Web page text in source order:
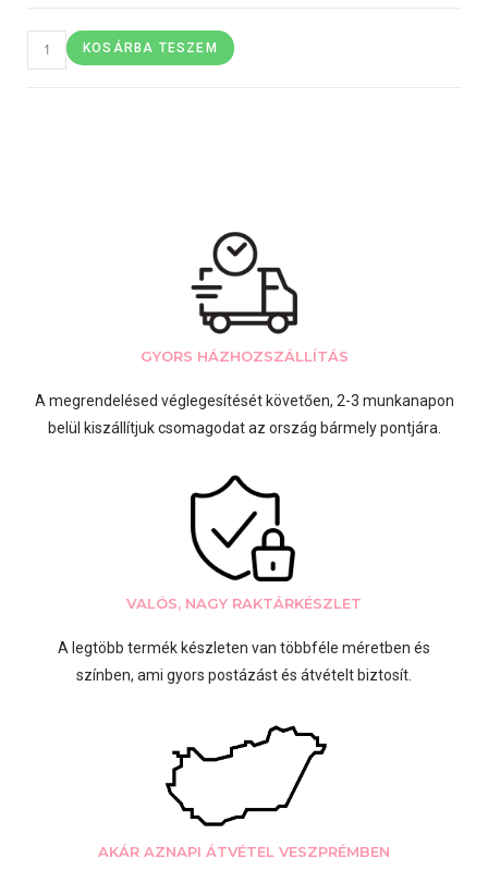
KOSÁRBA TESZEM
GYORS HÁZHOZSZÁLLÍTÁS
A megrendelésed véglegesítését követően, 2-3 munkanapon
belül kiszállítjuk csomagodat az ország bármely pontjára.
VALÓS, NAGY RAKTÁRKÉSZLET
A legtöbb termék készleten van többféle méretben és
színben, ami gyors postázást és átvételt biztosít.
AKÁR AZNAPI ÁTVÉTEL VESZPRÉMBEN